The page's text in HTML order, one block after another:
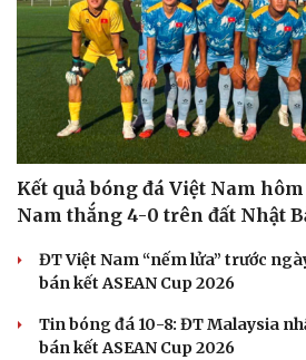
Kết quả bóng đá Việt Nam
Nam thắng 4-0 trên đất Nhật
ĐT Việt Nam “nếm lửa” trước
bán kết ASEAN Cup 2026
Tin bóng đá 10-8: ĐT Malaysia
bán kết ASEAN Cup 2026